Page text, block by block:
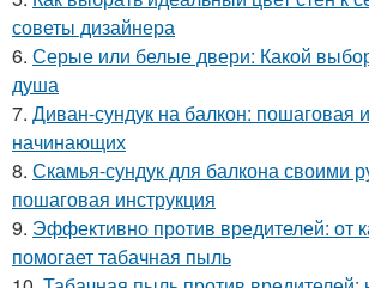
советы дизайнера
6. Серые или белые двери: Какой
душа
7. Диван-сундук на балкон: пошаговая
начинающих
8. Скамья-сундук для балкона своими
пошаговая инструкция
9. Эффективно против вредителей: от
помогает табачная пыль